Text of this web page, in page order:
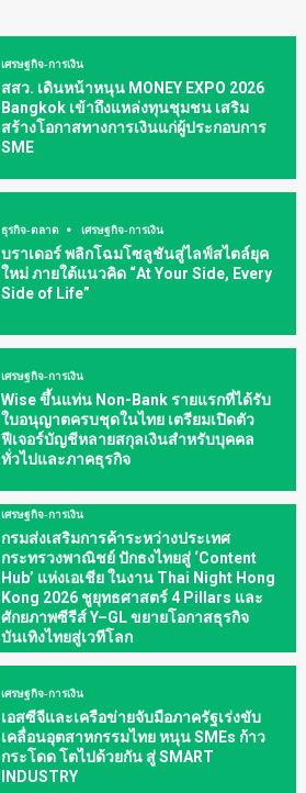
เศรษฐกิจ-การเงิน
สสว. เดินหน้าหนุน MONEY EXPO 2026
Bangkok เข้าถึงแหล่งทุนชุมชน เสริม
สร้างโอกาสทางการเงินแก่ผู้ประกอบการ
SME
ธุรกิจ-ตลาด เศรษฐกิจ-การเงิน
บราเดอร์ พลิกโฉมโซลูชันสู่ไลฟ์สไตล์ยุค
ใหม่ ภายใต้แนวคิด “At Your Side, Every
Side of Life”
เศรษฐกิจ-การเงิน
Wise ขึ้นแท่น Non-Bank รายแรกที่ได้รับ
ใบอนุญาตครบชุดในไทย เตรียมเปิดตัว
ฟีเจอร์บัญชีหลายสกุลเงินสำหรับบุคคล
ทั่วไปและภาคธุรกิจ
เศรษฐกิจ-การเงิน
กรมส่งเสริมการค้าระหว่างประเทศ
กระทรวงพาณิชย์ ปักธงไทยสู่ ‘Content
Hub’ แห่งเอเชีย ในงาน Thai Night Hong
Kong 2026 ชูยุทธศาสตร์ 4 Pillars และ
ศักยภาพซีรีส์ Y–GL ขยายโอกาสธุรกิจ
บันเทิงไทยสู่เวทีโลก
เศรษฐกิจ-การเงิน
เอสซีจีและเครือข่ายจับมือภาครัฐเร่งขับ
เคลื่อนอุตสาหกรรมไทย หนุน SMEs ก้าว
กระโดด โตไปด้วยกัน สู่ SMART
INDUSTRY